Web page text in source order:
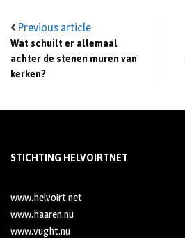
Previous article
Wat schuilt er allemaal
achter de stenen muren van
kerken?
STICHTING HELVOIRTNET
www.helvoirt.net
www.haaren.nu
www.vught.nu